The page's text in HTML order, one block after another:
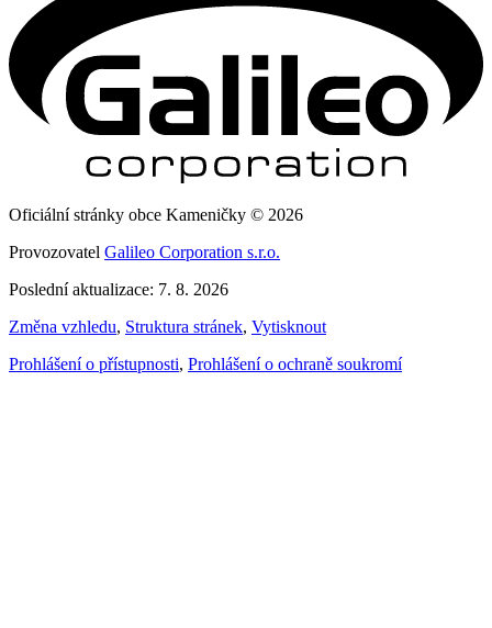
Oficiální stránky obce Kameničky © 2026
Provozovatel Galileo Corporation s.r.o.
Poslední aktualizace: 7. 8. 2026
Změna vzhledu, Struktura stránek, Vytisknout
Prohlášení o přístupnosti, Prohlášení o ochraně soukromí